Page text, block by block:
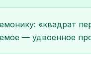
«квадрат
— удвоенное